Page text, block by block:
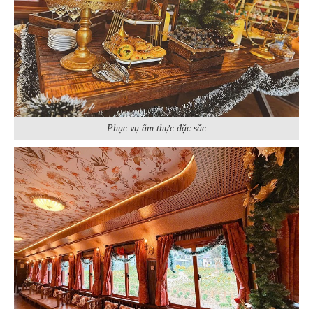
Phục vụ ẩm thực đặc sắc